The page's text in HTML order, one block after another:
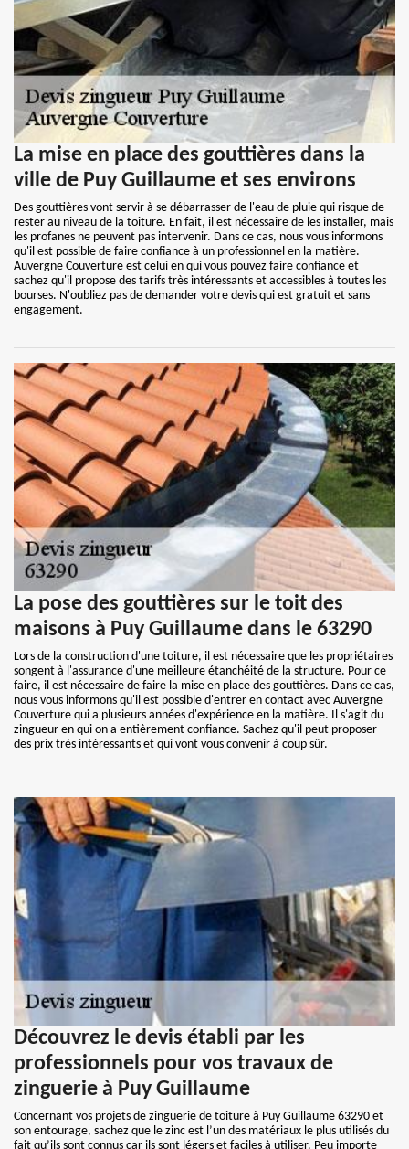
La mise en place des gouttières dans la
ville de Puy Guillaume et ses environs
Des gouttières vont servir à se débarrasser de l'eau de pluie qui risque de
rester au niveau de la toiture. En fait, il est nécessaire de les installer, mais
les profanes ne peuvent pas intervenir. Dans ce cas, nous vous informons
qu'il est possible de faire confiance à un professionnel en la matière.
Auvergne Couverture est celui en qui vous pouvez faire confiance et
sachez qu'il propose des tarifs très intéressants et accessibles à toutes les
bourses. N'oubliez pas de demander votre devis qui est gratuit et sans
engagement.
La pose des gouttières sur le toit des
maisons à Puy Guillaume dans le 63290
Lors de la construction d'une toiture, il est nécessaire que les propriétaires
songent à l'assurance d'une meilleure étanchéité de la structure. Pour ce
faire, il est nécessaire de faire la mise en place des gouttières. Dans ce cas,
nous vous informons qu'il est possible d'entrer en contact avec Auvergne
Couverture qui a plusieurs années d'expérience en la matière. Il s'agit du
zingueur en qui on a entièrement confiance. Sachez qu'il peut proposer
des prix très intéressants et qui vont vous convenir à coup sûr.
Découvrez le devis établi par les
professionnels pour vos travaux de
zinguerie à Puy Guillaume
Concernant vos projets de zinguerie de toiture à Puy Guillaume 63290 et
son entourage, sachez que le zinc est l’un des matériaux le plus utilisés du
fait qu’ils sont connus car ils sont légers et faciles à utiliser. Peu importe